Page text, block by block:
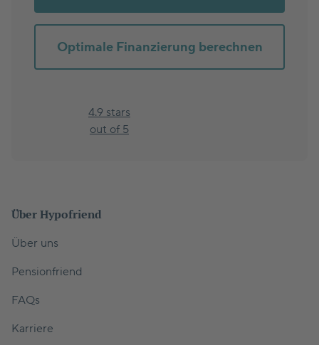
Optimale Finanzierung berechnen
4.9 stars
out of 5
Über Hypofriend
Über uns
Pensionfriend
FAQs
Karriere